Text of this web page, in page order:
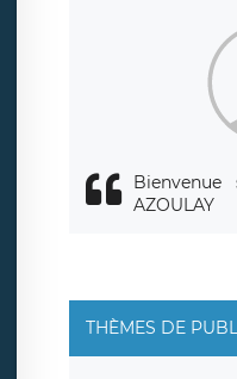
AZOULAY
THÈMES DE